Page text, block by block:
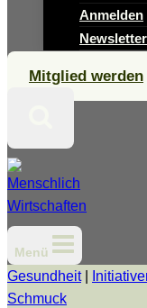
Anmelden
Newsletter
Mitglied werden
Menü
Gesundheit|
Schmuck